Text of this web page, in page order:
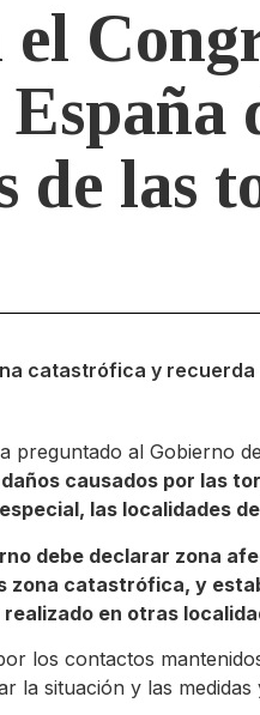
de las
catastrófica y
preguntado al Gobierno
causados por las
las localidades
debe declarar zona
zona catastrófica, y
en otras
los contactos
la situación y las